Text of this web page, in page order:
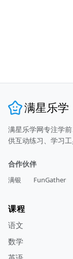
满星乐学
满星乐学网专注学
供互动练习、学习
合作伙伴
满银 FunGather
课程
语文
数学